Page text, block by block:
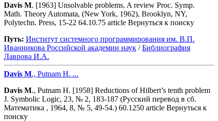
Davis M. [1963] Unsolvable problems. A review Proc. Symp.
Math. Theory Automata, (New York, 1962), Brooklyn, NY,
Polytechn. Press, 15-22 64.10.75 article Вернуться к поиску
Путь: Институт системного программирования им. В.П.
Иванникова Роcсийской академии наук /Библиография
Лаврова И.А.
Davis M., Putnam H. ...
Davis M., Putnam H. [1958] Reductions of Hilbert’s tenth problem
J. Symbolic Logic, 23, № 2, 183-187 (Русский перевод в сб.
Математика , 1964, 8, № 5, 49-54.) 60.1250 article Вернуться к
поиску